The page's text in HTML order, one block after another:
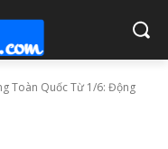
Toàn Quốc Từ 1/6: Động